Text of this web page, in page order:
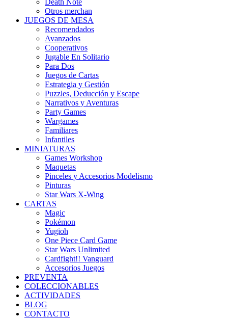
Death Note
Otros merchan
JUEGOS DE MESA
Recomendados
Avanzados
Cooperativos
Jugable En Solitario
Para Dos
Juegos de Cartas
Estrategia y Gestión
Puzzles, Deducción y Escape
Narrativos y Aventuras
Party Games
Wargames
Familiares
Infantiles
MINIATURAS
Games Workshop
Maquetas
Pinceles y Accesorios Modelismo
Pinturas
Star Wars X-Wing
CARTAS
Magic
Pokémon
Yugioh
One Piece Card Game
Star Wars Unlimited
Cardfight!! Vanguard
Accesorios Juegos
PREVENTA
COLECCIONABLES
ACTIVIDADES
BLOG
CONTACTO